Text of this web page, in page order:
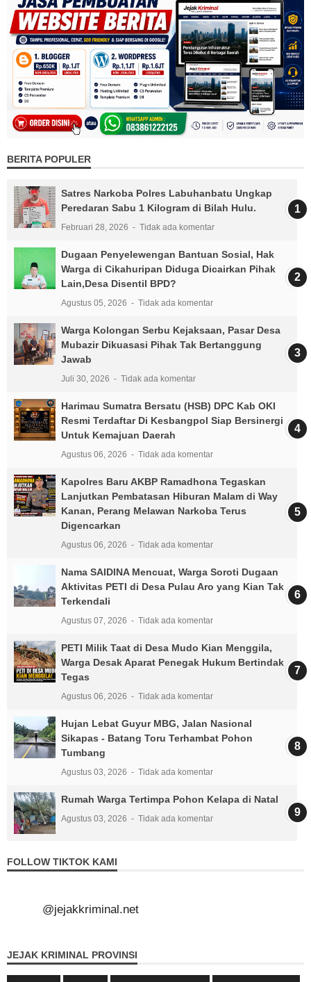
BERITA POPULER
Satres Narkoba Polres Labuhanbatu Ungkap
Peredaran Sabu 1 Kilogram di Bilah Hulu.
Februari 28, 2026 Tidak ada komentar
Dugaan Penyelewengan Bantuan Sosial, Hak
Warga di Cikahuripan Diduga Dicairkan Pihak
Lain,Desa Disentil BPD?
Agustus 05, 2026 Tidak ada komentar
Warga Kolongan Serbu Kejaksaan, Pasar Desa
Mubazir Dikuasasi Pihak Tak Bertanggung
Jawab
Juli 30, 2026 Tidak ada komentar
Harimau Sumatra Bersatu (HSB) DPC Kab OKI
Resmi Terdaftar Di Kesbangpol Siap Bersinergi
Untuk Kemajuan Daerah
Agustus 06, 2026 Tidak ada komentar
Kapolres Baru AKBP Ramadhona Tegaskan
Lanjutkan Pembatasan Hiburan Malam di Way
Kanan, Perang Melawan Narkoba Terus
Digencarkan
Agustus 06, 2026 Tidak ada komentar
Nama SAIDINA Mencuat, Warga Soroti Dugaan
Aktivitas PETI di Desa Pulau Aro yang Kian Tak
Terkendali
Agustus 07, 2026 Tidak ada komentar
PETI Milik Taat di Desa Mudo Kian Menggila,
Warga Desak Aparat Penegak Hukum Bertindak
Tegas
Agustus 06, 2026 Tidak ada komentar
Hujan Lebat Guyur MBG, Jalan Nasional
Sikapas - Batang Toru Terhambat Pohon
Tumbang
Agustus 03, 2026 Tidak ada komentar
Rumah Warga Tertimpa Pohon Kelapa di Natal
Agustus 03, 2026 Tidak ada komentar
FOLLOW TIKTOK KAMI
@jejakkriminal.net
JEJAK KRIMINAL PROVINSI